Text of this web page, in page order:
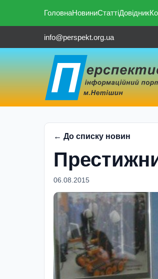
ГоловнаНовиниСтаттіДовідник
info@perspekt.org.ua
← До списку новин
06.08.2015